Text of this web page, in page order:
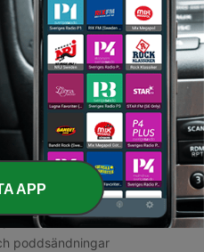
poddsändningar
APP